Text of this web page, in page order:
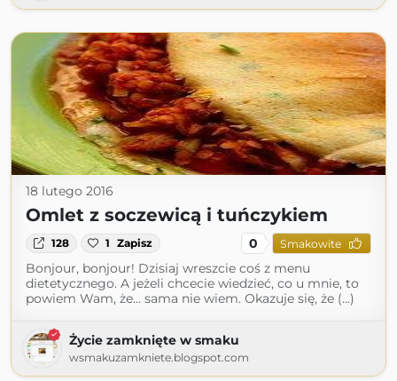
18 lutego 2016
Omlet z soczewicą i tuńczykiem
128 1 Zapisz 0 Smakowite
Bonjour, bonjour! Dzisiaj wreszcie coś z menu
dietetycznego. A jeżeli chcecie wiedzieć, co u mnie, to
powiem Wam, że... sama nie wiem. Okazuje się, że (...)
Życie zamknięte w smaku
wsmakuzamkniete.blogspot.com